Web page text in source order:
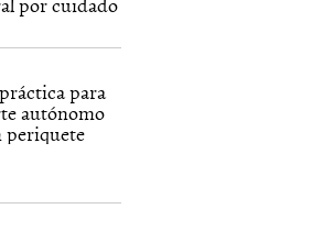
para
autónomo
periquete